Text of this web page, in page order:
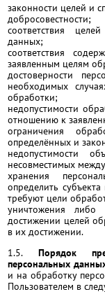
законности целей и
добросовестности;
соответствия
данных;
соответствия
заявленным целям
достоверности
необходимых
обработки;
недопустимости
отношению к
ограничения
определённых и
недопустимости
несовместимых
хранения
определить
требуют цели
уничтожения либо
достижении целей
в их достижении.
1.5. Порядок
персональных
и на обработку
Пользователем в